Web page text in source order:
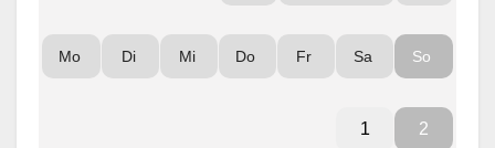
Mo Di Mi Do Fr Sa So
1 2